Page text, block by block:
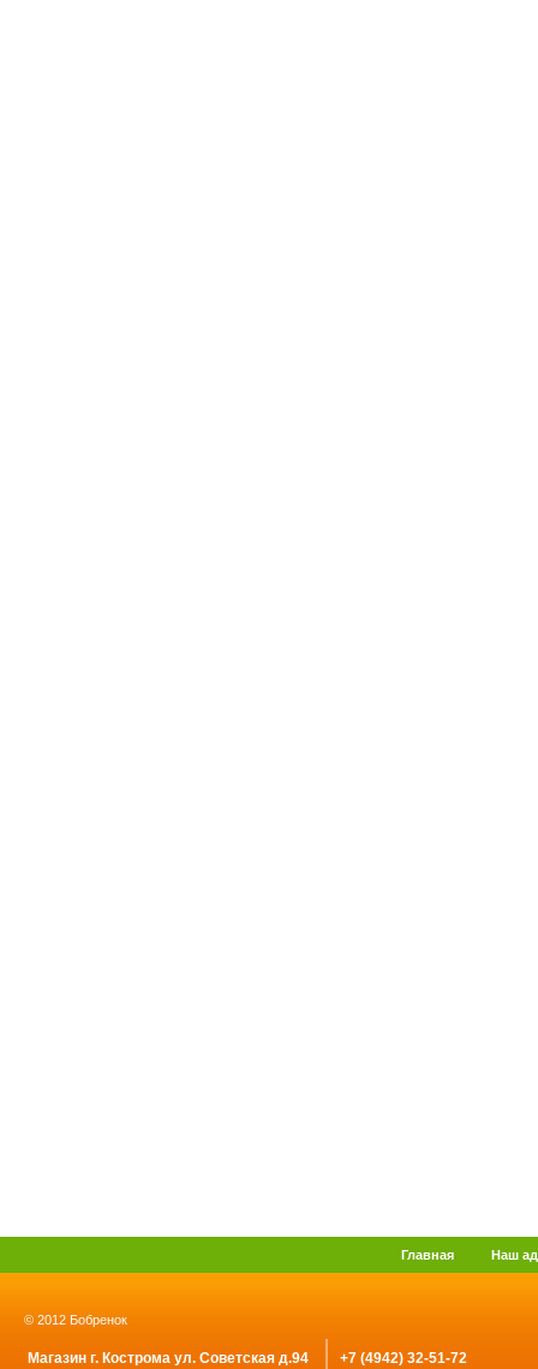
© 2012 Бобренок
Магазин г. Кострома ул. Советская д.94
+7 (4942) 32-51-72
Главная Наш